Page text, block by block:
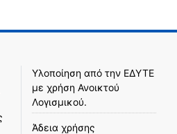
Υλοποίηση από την ΕΔΥΤΕ
με χρήση Ανοικτού
Λογισμικού.
Άδεια χρήσης